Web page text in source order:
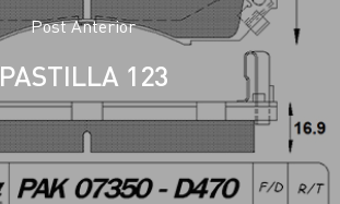
Post Anterior
PASTILLA 123